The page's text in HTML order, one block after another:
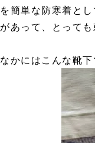
を簡単な防寒着と
があって、とっても
なかにはこんな